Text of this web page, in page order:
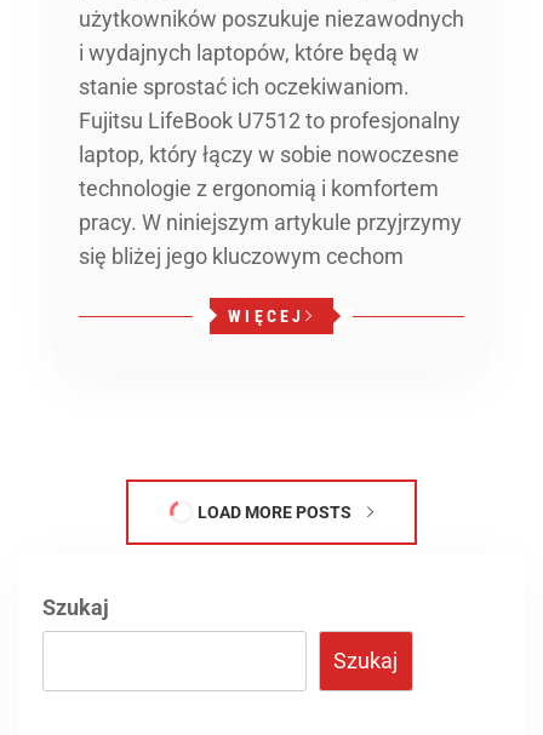
użytkowników poszukuje niezawodnych
i wydajnych laptopów, które będą w
stanie sprostać ich oczekiwaniom.
Fujitsu LifeBook U7512 to profesjonalny
laptop, który łączy w sobie nowoczesne
technologie z ergonomią i komfortem
pracy. W niniejszym artykule przyjrzymy
się bliżej jego kluczowym cechom
WIĘCEJ
LOAD MORE POSTS
Szukaj
Szukaj